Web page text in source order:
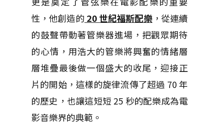
性，他創造的 20 世紀福斯配樂，從連續
的鼓聲帶動著管樂器進場，把觀眾期待
的心情，用浩大的管樂將興奮的情緒層
層堆疊最後做一個盛大的收尾，迎接正
片的開始，這樣的旋律流傳了超過 70 年
的歷史，也讓這短短 25 秒的配樂成為電
影音樂界的典範。